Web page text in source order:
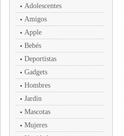
Adolescentes
Amigos
Apple
Bebés
Deportistas
Gadgets
Hombres
Jardín
Mascotas
Mujeres